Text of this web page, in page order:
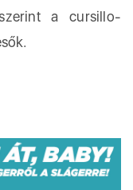
a cursillo-